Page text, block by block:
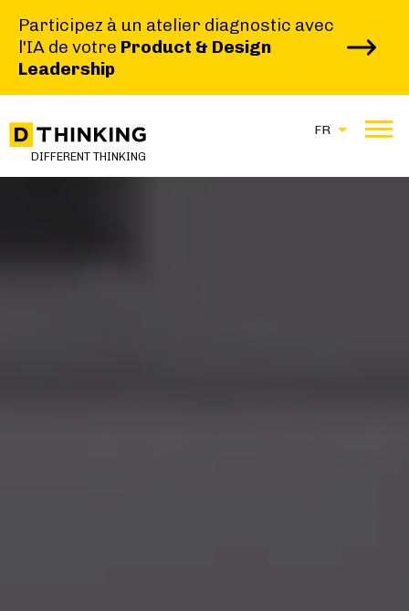
Participez à un atelier diagnostic avec
l'IA de votre Product & Design
Leadership
DIFFERENT THINKING
FR